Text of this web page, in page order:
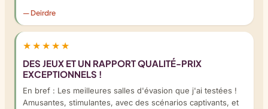
— Deirdre
★★★★★
DES JEUX ET UN RAPPORT QUALITÉ-PRIX
EXCEPTIONNELS !
En bref : Les meilleures salles d'évasion que j'ai testées !
Amusantes, stimulantes, avec des scénarios captivants, et